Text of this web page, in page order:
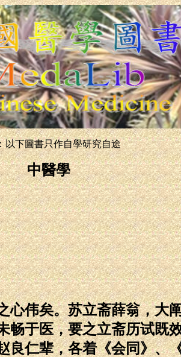
以下圖書只作自學研究自途
中醫學
矣。苏立斋薛翁，大
于医，要之立斋历试既
仁辈，各着《会同》、